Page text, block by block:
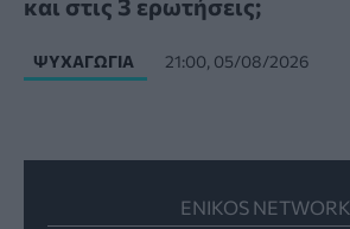
ΨΥΧΑΓΩΓΊΑ 21:00, 05/08/2026
ENIKOS NETWORK